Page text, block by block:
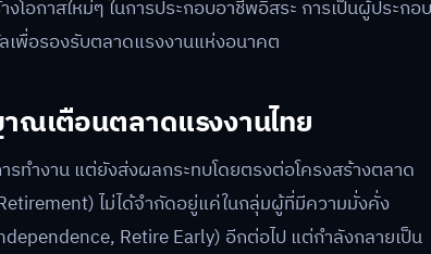
โอกาสใหม่ๆ ในการประกอบอาชีพอิสระ การเป็นผู้ประกอ
พื่อรองรับตลาดแรงงานแห่งอนาคต
เตือนตลาดแรงงานไทย
ทำงาน แต่ยังส่งผลกระทบโดยตรงต่อโครงสร้างตลาด
ไม่ได้จำกัดอยู่แค่ในกลุ่มผู้ที่มีความมั่งคั่ง
Retire Early) อีกต่อไป แต่กำลังกลายเป็น